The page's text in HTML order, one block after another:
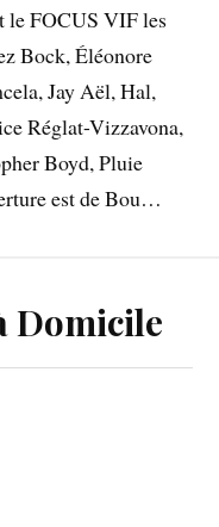
le FOCUS VIF les
Bock, Éléonore
Jay Aël, Hal,
Réglat-Vizzavona,
Boyd, Pluie
est de Bou…
Domicile